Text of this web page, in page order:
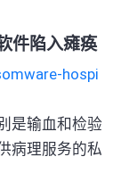
件陷入瘫痪
hospi
是输血和检验
病理服务的私